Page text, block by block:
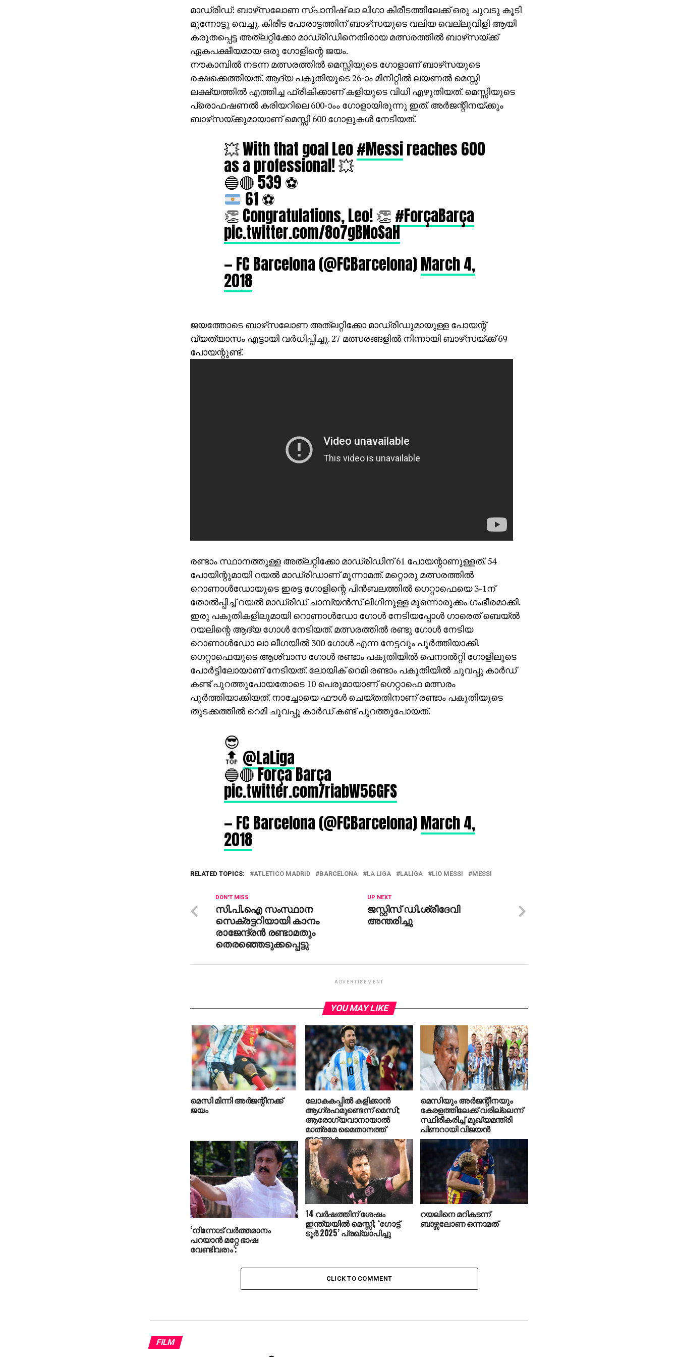
മാഡ്രിഡ്: ബാഴ്‌സലോണ സ്പാനിഷ് ലാ ലിഗാ കിരീടത്തിലേക്ക് ഒരു ചുവടു കൂടി
മുന്നോട്ടു വെച്ചു. കിരീട പോരാട്ടത്തിന് ബാഴ്‌സയുടെ വലിയ വെല്ലുവിളി ആയി
കരുതപ്പെട്ട അത്‌ലറ്റിക്കോ മാഡ്രിഡിനെതിരായ മത്സരത്തില്‍ ബാഴ്‌സയ്ക്ക്
ഏകപക്ഷീയമായ ഒരു ഗോളിന്റെ ജയം.
നൗകാമ്പില്‍ നടന്ന മത്സരത്തില്‍ മെസ്സിയുടെ ഗോളാണ് ബാഴ്‌സയുടെ
രക്ഷക്കെത്തിയത്. ആദ്യ പകുതിയുടെ 26-ാം മിനിറ്റില്‍ ലയണല്‍ മെസ്സി
ലക്ഷ്യത്തില്‍ എത്തിച്ച ഫ്രീകിക്കാണ് കളിയുടെ വിധി എഴുതിയത്. മെസ്സിയുടെ
പ്രൊഫഷണല്‍ കരിയറിലെ 600-ാംം ഗോളായിരുന്നു ഇത്. അര്‍ജന്റീനയ്ക്കും
ബാഴ്‌സയ്ക്കുമായാണ് മെസ്സി 600 ഗോളുകള്‍ നേടിയത്.
💥 With that goal Leo#Messireaches 600
as a professional! 💥
🔵🔴 539 ⚽
61⚽
👏 Congratulations, Leo! 👏#ForçaBarça
pic.twitter.com/8o7gBNoSaH
— FC Barcelona (@FCBarcelona)March 4,
2018
ജയത്തോടെ ബാഴ്‌സലോണ അത്‌ലറ്റിക്കോ മാഡ്രിഡുമായുള്ള പോയന്റ്
വ്യത്യാസം എട്ടായി വര്‍ധിപ്പിച്ചു. 27 മത്സരങ്ങളില്‍ നിന്നായി ബാഴ്‌സയ്ക്ക് 69
പോയന്റുണ്ട്.
രണ്ടാം സ്ഥാനത്തുള്ള അത്‌ലറ്റിക്കോ മാഡ്രിഡിന് 61 പോയന്റാണുള്ളത്. 54
പോയിന്റുമായി റയല്‍ മാഡ്രിഡാണ് മൂന്നാമത്. മറ്റൊരു മത്സരത്തില്‍
റൊണാള്‍ഡോയുടെ ഇരട്ട ഗോളിന്റെ പിന്‍ബലത്തില്‍ ഗെറ്റാഫെയെ 3-1ന്
തോല്‍പ്പിച്ച് റയല്‍ മാഡ്രിഡ് ചാമ്പ്യന്‍സ് ലീഗിനുള്ള മുന്നൊരുക്കം ഗംഭീരമാക്കി.
ഇരു പകുതികളിലുമായി റൊണാള്‍ഡോ ഗോള്‍ നേടിയപ്പോള്‍ ഗാരെത് ബെയ്ല്‍
റയലിന്റെ ആദ്യ ഗോള്‍ നേടിയത്. മത്സരത്തില്‍ രണ്ടു ഗോള്‍ നേടിയ
റൊണാള്‍ഡോ ലാ ലീഗയില്‍ 300 ഗോള്‍ എന്ന നേട്ടവും പൂര്‍ത്തിയാക്കി.
ഗെറ്റാഫെയുടെ ആശ്വാസ ഗോള്‍ രണ്ടാം പകുതിയില്‍ പെനാല്‍റ്റി ഗോളിലൂടെ
പോര്‍ട്ടിലോയാണ് നേടിയത്. ലോയിക് റെമി രണ്ടാം പകുതിയില്‍ ചുവപ്പു കാര്‍ഡ്
കണ്ട് പുറത്തുപോയതോടെ 10 പെരുമായാണ് ഗെറ്റാഫെ മത്സരം
പൂര്‍ത്തിയാക്കിയത്. നാച്ചോയെ ഫൗള്‍ ചെയ്തതിനാണ് രണ്ടാം പകുതിയുടെ
തുടക്കത്തില്‍ റെമി ചുവപ്പു കാര്‍ഡ് കണ്ട് പുറത്തുപോയത്.
😎
🔝 @LaLiga
🔵🔴 Força Barça
pic.twitter.com/riabW56GFS
— FC Barcelona (@FCBarcelona)March 4,
2018
RELATED TOPICS: ATLETICO MADRID BARCELONA LA LIGA LALIGA LIO MESSI MESSI
UP NEXT
ജസ്റ്റിസ് ഡി.ശ്രീദേവി
അന്തരിച്ചു
DON'T MISS
സി.പി.ഐ സംസ്ഥാന
സെക്രട്ടറിയായി കാനം
രാജേന്ദ്രന്‍ രണ്ടാമതും
തെരഞ്ഞെടുക്കപ്പെട്ടു
ADVERTISEMENT
YOU MAY LIKE
മെസി മിന്നി അര്‍ജന്റീനക്ക്
ജയം
ലോകകപ്പില്‍ കളിക്കാന്‍
ആഗ്രഹമുണ്ടെന്ന് മെസി;
ആരോഗ്യവാനായാല്‍
മാത്രമേ മൈതാനത്ത്
ഇറങ്ങുക
മെസിയും അര്‍ജന്റീനയും
കേരളത്തിലേക്ക് വരില്ലെന്ന്
സ്ഥിരീകരിച്ച് മുഖ്യമന്ത്രി
പിണറായി വിജയന്‍
‘നിന്നോട് വര്‍ത്തമാനം
പറയാന്‍ മറ്റേ ഭാഷ
വേണ്ടിവരും’;
തട്ടിക്കയറി കായിക മന്ത്രി
14 വര്‍ഷത്തിന് ശേഷം
ഇന്ത്യയില്‍ മെസ്സി; ‘ഗോട്ട്
ടൂര്‍ 2025’ പ്രഖ്യാപിച്ചു
റയലിനെ മറികടന്ന്
ബാഴ്സലോണ ഒന്നാമത്
CLICK TO COMMENT
FILM